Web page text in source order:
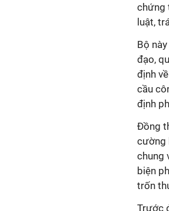
chứng
luật,
Bộ
đạo,
định
cầu
định
Đồng
cường
chung
biện
trốn
Trước